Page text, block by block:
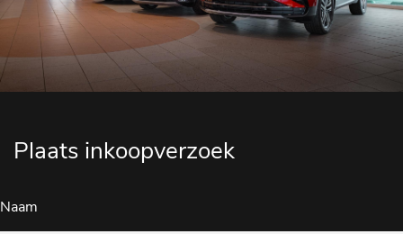
Plaats inkoopverzoek
Naam